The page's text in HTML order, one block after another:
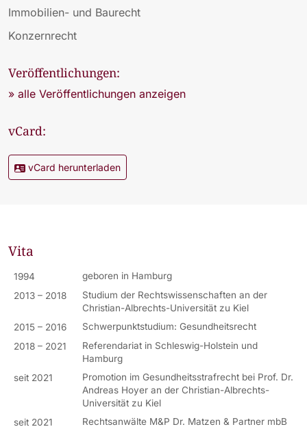
Immobilien- und Baurecht
Konzernrecht
Veröffentlichungen:
» alle Veröffentlichungen anzeigen
vCard:
vCard herunterladen
Vita
1994
geboren in Hamburg
2013 – 2018
Studium der Rechtswissenschaften an der
Christian-Albrechts-Universität zu Kiel
2015 – 2016
Schwerpunktstudium: Gesundheitsrecht
2018 – 2021
Referendariat in Schleswig-Holstein und
Hamburg
seit 2021
Promotion im Gesundheitsstrafrecht bei Prof. Dr.
Andreas Hoyer an der Christian-Albrechts-
Universität zu Kiel
seit 2021
Rechtsanwälte M&P Dr. Matzen & Partner mbB